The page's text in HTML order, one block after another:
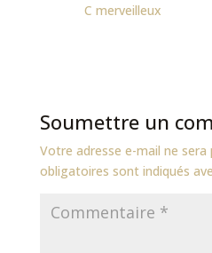
C merveilleux
Soumettre un
Votre adresse e-mail ne sera
obligatoires sont indiqués